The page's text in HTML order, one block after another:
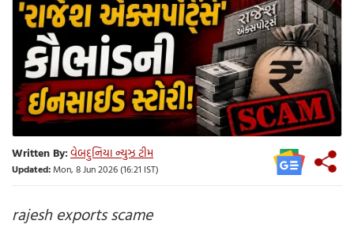
Written By:વેબદુનિયા ન્યુઝ ટીમ
Updated:Mon, 8 Jun 2026 (16:21 IST)
rajesh exports scame